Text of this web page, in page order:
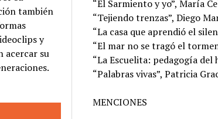
también
y
acercar su
“El Sarmiento y yo”, María
“Tejiendo trenzas”, Diego
“La casa que aprendió el
“El mar no se tragó el
“La Escuelita: pedagogía
“Palabras vivas”, Patricia
MENCIONES